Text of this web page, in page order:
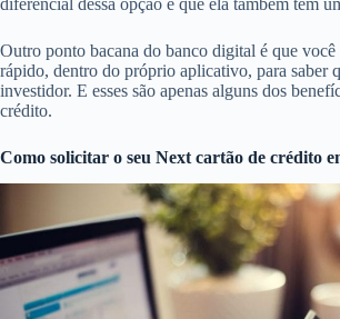
Outro ponto bacana do banco digital é que você
rápido, dentro do próprio aplicativo, para saber
investidor. E esses são apenas alguns dos
crédito.
Como solicitar o seu Next cartão de crédito